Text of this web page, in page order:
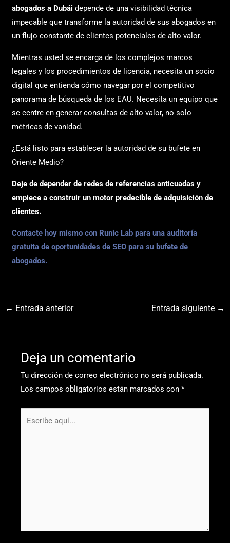
abogados a Dubái depende de una visibilidad técnica
impecable que transforme la autoridad de sus abogados en
un flujo constante de clientes potenciales de alto valor.
Mientras usted se encarga de los complejos marcos
legales y los procedimientos de licencia, necesita un socio
digital que entienda cómo navegar por el competitivo
panorama de búsqueda de los EAU. Necesita un equipo que
se centre en generar consultas de alto valor, no solo
métricas de vanidad.
¿Está listo para establecer la autoridad de su bufete en
Oriente Medio?
Deje de depender de redes de referencias anticuadas y
empiece a construir un motor predecible de adquisición de
clientes.
Contacte hoy mismo con Runic Lab para una auditoría
gratuita de oportunidades de SEO para su bufete de
abogados.
← Entrada anterior Entrada siguiente →
Deja un comentario
Tu dirección de correo electrónico no será publicada.
Los campos obligatorios están marcados con*